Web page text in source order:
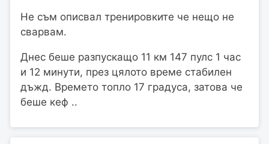
Не съм описвал тренировките че нещо не
сварвам.
Днес беше разпускащо 11 км 147 пулс 1 час
и 12 минути, през цялото време стабилен
дъжд. Времето топло 17 градуса, затова че
беше кеф ..